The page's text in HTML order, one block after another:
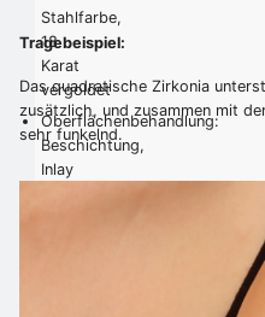
Stahlfarbe,
18
Karat
vergoldet
Oberflächenbehandlung:
Beschichtung,
Inlay
Tragebeispiel:
Das quadratische Zirkonia
zusätzlich, und zusammen mit
sehr funkelnd.